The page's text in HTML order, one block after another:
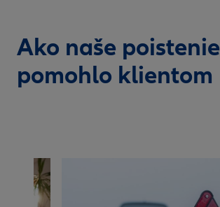
Ako naše poistenie
pomohlo klientom